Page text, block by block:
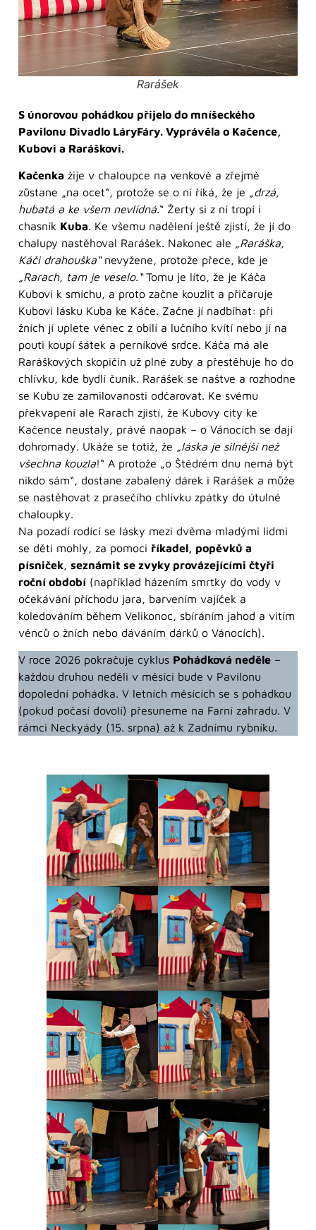
Rarášek
S únorovou pohádkou přijelo do mníšeckého
Pavilonu Divadlo LáryFáry. Vyprávěla o Kačence,
Kubovi a Raráškovi.
Kačenka žije v chaloupce na venkově a zřejmě
zůstane „na ocet“, protože se o ní říká, že je „drzá,
hubatá a ke všem nevlídná.“ Žerty si z ní tropí i
chasník Kuba. Ke všemu nadělení ještě zjistí, že jí do
chalupy nastěhoval Rarášek. Nakonec ale „Raráška,
Káči drahouška“ nevyžene, protože přece, kde je
„Rarach, tam je veselo.“Tomu je líto, že je Káča
Kubovi k smíchu, a proto začne kouzlit a přičaruje
Kubovi lásku Kuba ke Káče. Začne jí nadbíhat: při
žních jí uplete věnec z obilí a lučního kvítí nebo jí na
pouti koupí šátek a perníkové srdce. Káča má ale
Raráškových skopičin už plné zuby a přestěhuje ho do
chlívku, kde bydlí čuník. Rarášek se naštve a rozhodne
se Kubu ze zamilovanosti odčarovat. Ke svému
překvapení ale Rarach zjistí, že Kubovy city ke
Kačence neustaly, právě naopak – o Vánocích se dají
dohromady. Ukáže se totiž, že „láska je silnější než
všechna kouzla!“ A protože „o Štědrém dnu nemá být
nikdo sám“, dostane zabalený dárek i Rarášek a může
se nastěhovat z prasečího chlívku zpátky do útulné
chaloupky.
Na pozadí rodící se lásky mezi dvěma mladými lidmi
se děti mohly, za pomoci říkadel, popěvků a
písniček, seznámit se zvyky provázejícími čtyři
roční období (například házením smrtky do vody v
očekávání příchodu jara, barvením vajíček a
koledováním během Velikonoc, sbíráním jahod a vitím
věnců o žních nebo dáváním dárků o Vánocích).
V roce 2026 pokračuje cyklus Pohádková neděle –
každou druhou neděli v měsíci bude v Pavilonu
dopolední pohádka. V letních měsících se s pohádkou
(pokud počasí dovolí) přesuneme na Farní zahradu. V
rámci Neckyády (15. srpna) až k Zadnímu rybníku.